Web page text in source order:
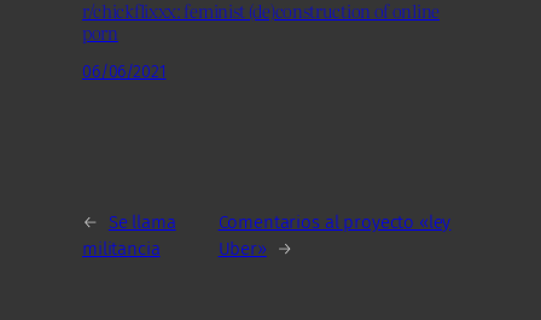
r/chickflixxx: feminist (de)construction of online
porn
06/06/2021
← Se llama
militancia
Comentarios al proyecto «ley
Uber»
→